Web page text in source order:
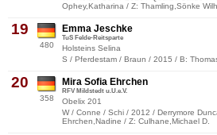
Ophey,Katharina / Z: Thamling,Sönke
19
480
Emma Jeschke
TuS Felde-Reitsparte
Holsteins Selina
S / Pferdestam / Braun / 2015 / B:
20
358
Mira Sofia Ehrchen
RFV Mildstedt u.U.e.V.
Obelix 201
W / Conne / Schi / 2012 / Derrymore
Ehrchen,Nadine / Z: Culhane,Michael D.